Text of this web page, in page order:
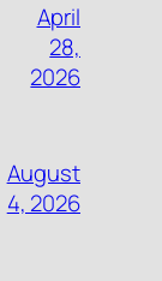
April
28,
2026
August
4, 2026